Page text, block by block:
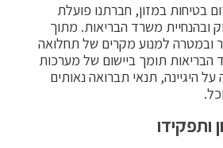
בטיחות במזון, חברתנו פועלת
ובהנחיית משרד הבריאות. מתוך
ובמטרה למנוע מקרים של תחלואה
הבריאות תומך ביישום של מערכות
על היגיינה, תנאי תברואה נאותים
ותפקידו